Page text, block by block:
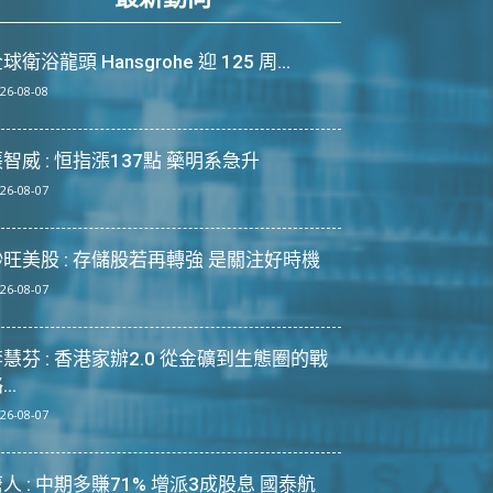
衛浴龍頭 Hansgrohe 迎 125 周...
08-08
威 : 恒指漲137點 藥明系急升
08-07
美股 : 存儲股若再轉強 是關注好時機
08-07
芬 : 香港家辦2.0 從金礦到生態圈的戰
08-07
: 中期多賺71% 增派3成股息 國泰航